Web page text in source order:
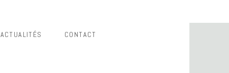
ACTUALITÉS CONTACT